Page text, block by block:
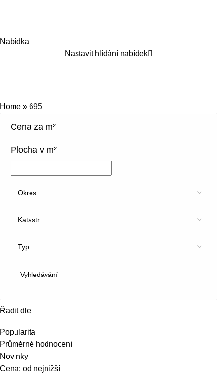
Nabídka
Nastavit hlídání nabídek
Home » 695
Cena za m²
Plocha v m²
Řadit dle
Popularita
Průměrné hodnocení
Novinky
Cena: od nejnižší